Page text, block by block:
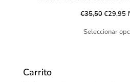
€35,50€29,95
Seleccionar
Carrito